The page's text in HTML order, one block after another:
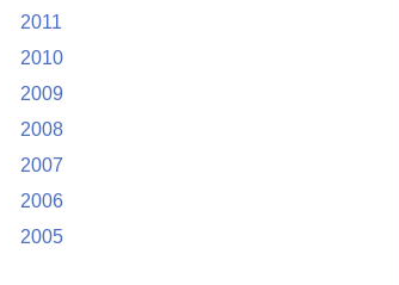
2011
2010
2009
2008
2007
2006
2005